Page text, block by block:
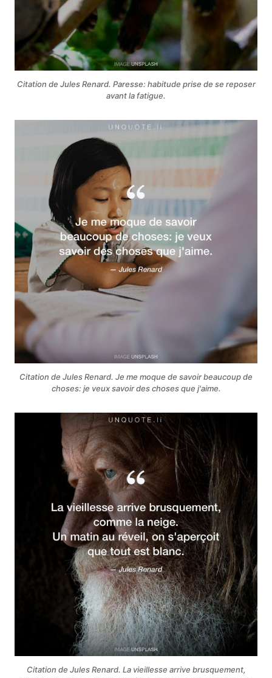
Citation de Jules Renard. Paresse: habitude prise de se reposer
avant la fatigue.
Citation de Jules Renard. Je me moque de savoir beaucoup de
choses: je veux savoir des choses que j'aime.
Citation de Jules Renard. La vieillesse arrive brusquement,